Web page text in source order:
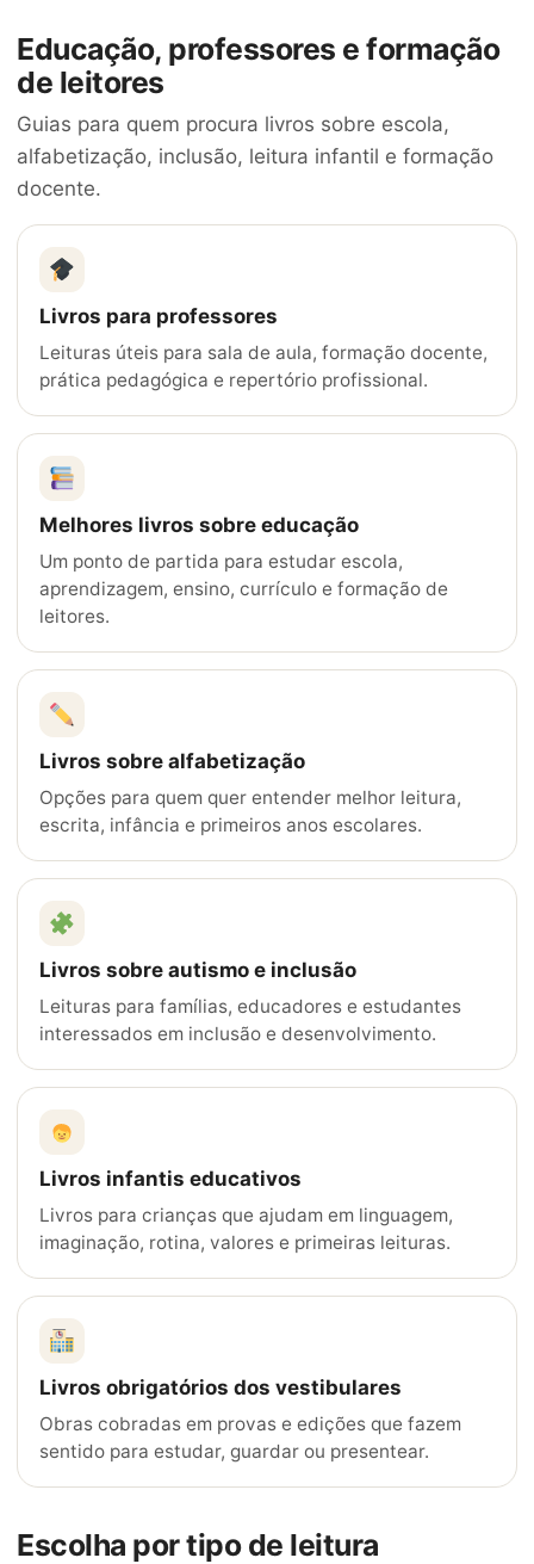
Educação, professores e formação
de leitores
Guias para quem procura livros sobre escola,
alfabetização, inclusão, leitura infantil e formação
docente.
Livros para professores
Leituras úteis para sala de aula, formação docente,
prática pedagógica e repertório profissional.
Melhores livros sobre educação
Um ponto de partida para estudar escola,
aprendizagem, ensino, currículo e formação de
leitores.
Livros sobre alfabetização
Opções para quem quer entender melhor leitura,
escrita, infância e primeiros anos escolares.
Livros sobre autismo e inclusão
Leituras para famílias, educadores e estudantes
interessados em inclusão e desenvolvimento.
Livros infantis educativos
Livros para crianças que ajudam em linguagem,
imaginação, rotina, valores e primeiras leituras.
Livros obrigatórios dos vestibulares
Obras cobradas em provas e edições que fazem
sentido para estudar, guardar ou presentear.
Escolha por tipo de leitura